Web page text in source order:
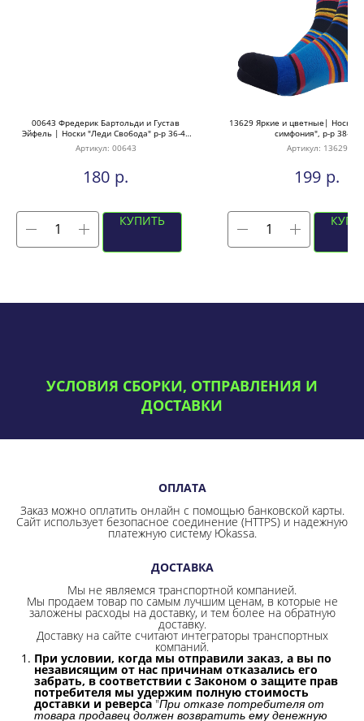
00643 Фредерик Бартольди и Густав
Эйфель | Носки "Леди Свобода" р-р 36-40
(красный)
Артикул: 00643
180 р.
КУПИТЬ
13629 Яркие и цветные| Носки
симфония", р-р 38-44
Артикул: 13629
199 р.
УСЛОВИЯ СБОРКИ, ОТПРАВЛЕНИЯ И
ДОСТАВКИ
ОПЛАТА
Заказ можно оплатить онлайн с помощью банковской карты.
Сайт использует безопасное соединение (HTTPS) и надежную
платежную систему Юkassa.
ДОСТАВКА
Мы не являемся транспортной компанией.
Мы продаем товар по самым лучшим ценам, в которые не
заложены расходы на доставку, и тем более на обратную
доставку.
Доставку на сайте считают интеграторы транспортных
компаний.
При условии, когда мы отправили заказ, а вы по
независящим от нас причинам отказались его
забрать, в соответствии с Законом о защите прав
потребителя мы удержим полную стоимость
доставки и реверса "При отказе потребителя от
товара продавец должен возвратить ему денежную